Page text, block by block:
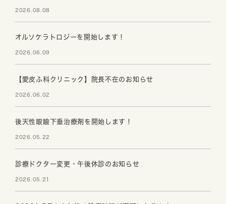
2026.08.08
オルソケラトロジーを開始します！
2026.06.09
【愛皮ふ科クリニック】院長不在のお知らせ
2026.06.02
後天性眼瞼下垂治療剤を開始します！
2026.05.22
診療ドクター変更・午後休診のお知らせ
2026.05.21